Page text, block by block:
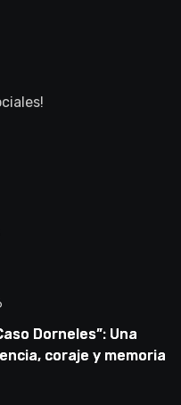
Dorneles”: Una
coraje y memoria